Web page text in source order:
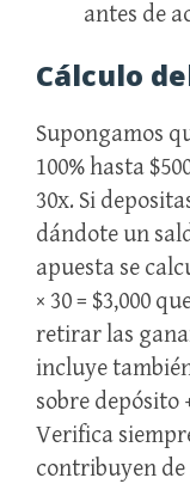
antes de
Cálculo
Supongamos
100% hasta
30x. Si
dándote un
apuesta se
× 30 = $3,000
retirar las
incluye
sobre depósito
Verifica
contribuyen